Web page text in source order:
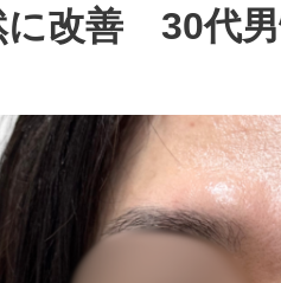
に改善 30代